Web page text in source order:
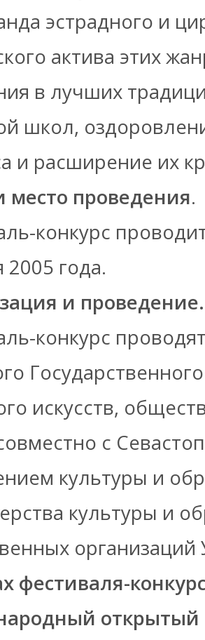
эстрадного и
актива этих
в лучших
школ,
и расширение их
место проведения.
конкурс
года.
и проведение.
конкурс
искусств,
с
культуры и
культуры и
фестиваля-
открытый